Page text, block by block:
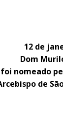
12 de
Dom
foi nomeado
de